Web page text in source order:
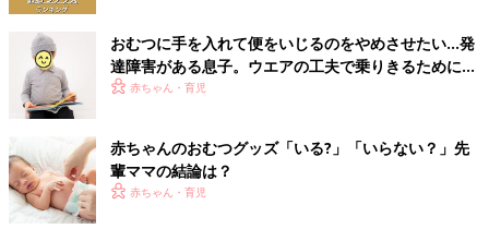
3 おなかのテープを留める
汚れたおむつを抜き取ったら、おなかのテープを左右対称に留め
ます。まだおへそがジクジクしているときは、おへそにおむつが
かからないように端を折り曲げるなどします。
4 締めつけすぎていないかチェック
おなか回りに指を入れ、指１～２本分くらいゆとりがあればＯ
おむつに手を入れて便をいじるのをやめさせたい…発
達障害がある息子。ウエアの工夫で乗りきるために
【体験談】
赤ちゃん・育児
赤ちゃんのおむつグッズ「いる?」「いらない？」先
輩ママの結論は？
赤ちゃん・育児